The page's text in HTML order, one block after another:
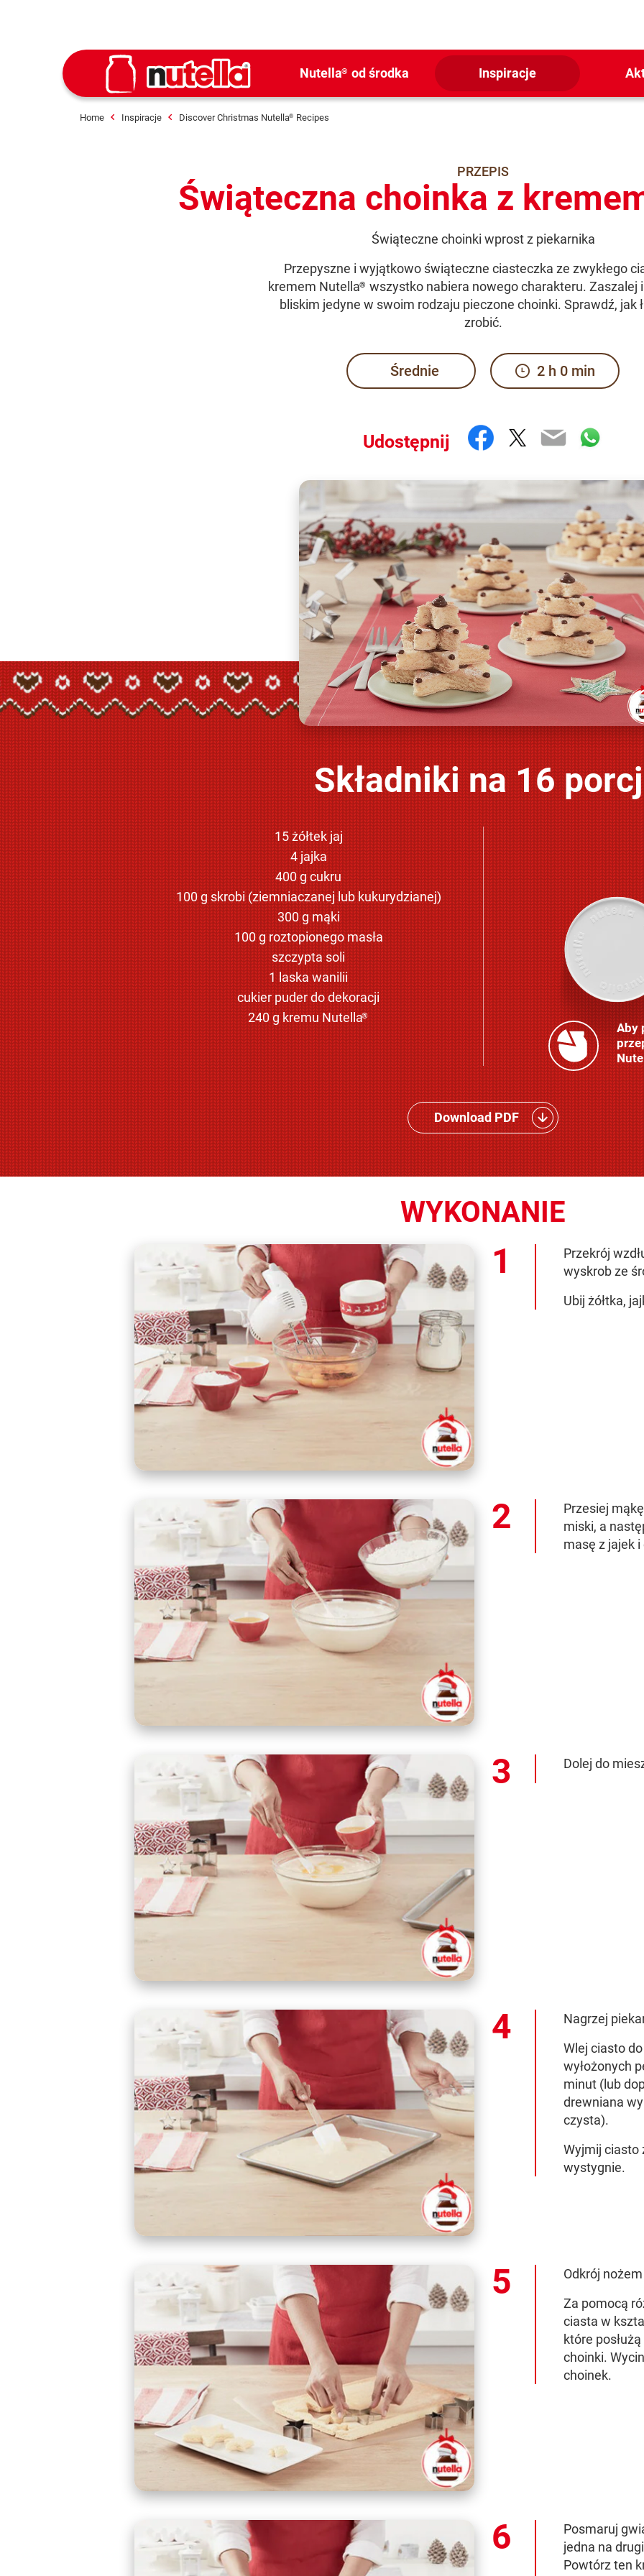
Nutella® od środka Inspiracje
Home Inspiracje Discover Christmas Nutella® Recipes
PRZEPIS
Świąteczna choinka z
Świąteczne choinki wprost z piekarnika
Przepyszne i wyjątkowo świąteczne ciasteczka ze zwykłego
kremem Nutella® wszystko nabiera nowego charakteru. Zaszalej
bliskim jedyne w swoim rodzaju pieczone choinki. Sprawdź, jak
zrobić.
Średnie 2 h 0 min
Udostępnij Facebook
Twitter
Email
Składniki na 16
15 żółtek jaj
4 jajka
400 g cukru
100 g skrobi (ziemniaczanej lub kukurydzianej)
300 g mąki
100 g roztopionego masła
szczypta soli
1 laska wanilii
cukier puder do dekoracji
240 g kremu Nutella®
Aby
Download PDF
WYKONANIE
Przekrój
wyskrob ze
Ubij żółtka,
Przesiej
miski, a
masę z jajek i
Dolej do
Nagrzej
Wlej ciasto
wyłożonych
minut (lub
drewniana
czysta).
Wyjmij ciasto
wystygnie.
Odkrój
Za pomocą
ciasta w
które
choinki.
choinek.
Posmaruj
jedna na
Powtórz ten